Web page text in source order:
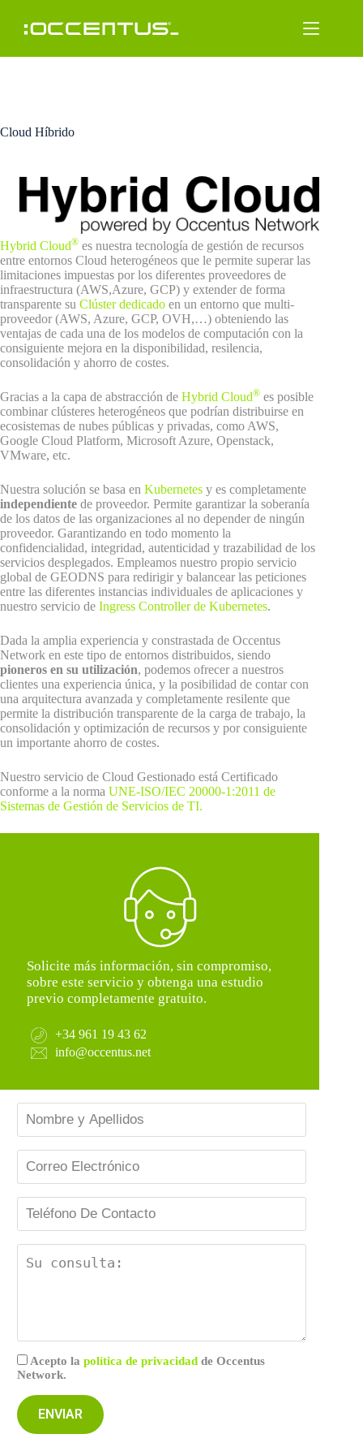
contenido
Cloud Híbrido
Hybrid Cloud® es nuestra tecnología de gestión de recursos
entre entornos Cloud heterogéneos que le permite superar las
limitaciones impuestas por los diferentes proveedores de
infraestructura (AWS,Azure, GCP) y extender de forma
transparente su Clúster dedicado en un entorno que multi-
proveedor (AWS, Azure, GCP, OVH,…) obteniendo las
ventajas de cada una de los modelos de computación con la
consiguiente mejora en la disponibilidad, resilencia,
consolidación y ahorro de costes.
Gracias a la capa de abstracción de Hybrid Cloud® es posible
combinar clústeres heterogéneos que podrían distribuirse en
ecosistemas de nubes públicas y privadas, como AWS,
Google Cloud Platform, Microsoft Azure, Openstack,
VMware, etc.
Nuestra solución se basa en Kubernetes y es completamente
independiente de proveedor. Permite garantizar la soberanía
de los datos de las organizaciones al no depender de ningún
proveedor. Garantizando en todo momento la
confidencialidad, integridad, autenticidad y trazabilidad de los
servicios desplegados. Empleamos nuestro propio servicio
global de GEODNS para redirigir y balancear las peticiones
entre las diferentes instancias individuales de aplicaciones y
nuestro servicio de Ingress Controller de Kubernetes.
Dada la amplia experiencia y constrastada de Occentus
Network en este tipo de entornos distribuidos, siendo
pioneros en su utilización, podemos ofrecer a nuestros
clientes una experiencia única, y la posibilidad de contar con
una arquitectura avanzada y completamente resilente que
permite la distribución transparente de la carga de trabajo, la
consolidación y optimización de recursos y por consiguiente
un importante ahorro de costes.
Nuestro servicio de Cloud Gestionado está Certificado
conforme a la norma UNE-ISO/IEC 20000-1:2011 de
Sistemas de Gestión de Servicios de TI.
Solicite más información, sin compromiso,
sobre este servicio y obtenga una estudio
previo completamente gratuito.
+34 961 19 43 62
info@occentus.net
Acepto la política de privacidad de Occentus
Network.